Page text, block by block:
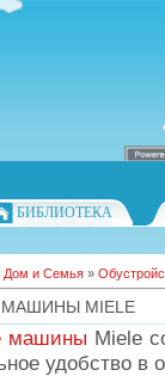
БИБЛИОТЕКА
Дом и Семья »
MIELE
машины Miele
удобство в